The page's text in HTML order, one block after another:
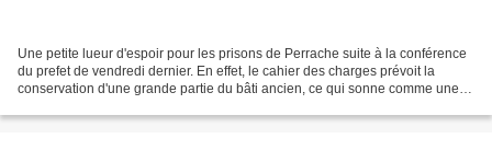
Une petite lueur d'espoir pour les prisons de Perrache suite à la conférence
du prefet de vendredi dernier. En effet, le cahier des charges prévoit la
conservation d'une grande partie du bâti ancien, ce qui sonne comme une